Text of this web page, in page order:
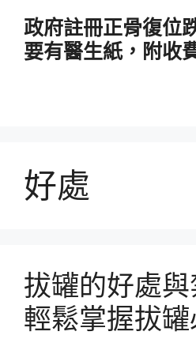
政府註冊正骨復位
要有醫生紙，附收
好處
拔罐的好處
輕鬆掌握拔罐